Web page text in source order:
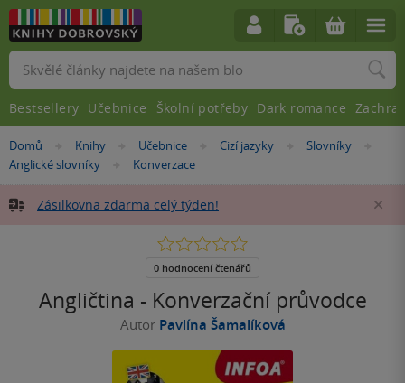
Nacházíte
se
Domů »Knihy »Učebnice »
Cizí jazyky »
Slovníky
Anglické slovníky »
Konverzace
Zásilkovna zdarma celý týden!
Angličtina - Konverzační průvodce
Autor Pavlína Šamalíková
0.0
5
0 hodnocení čtenářů
Vyhledávání
Bestsellery Učebnice Školní potřeby Dark romance